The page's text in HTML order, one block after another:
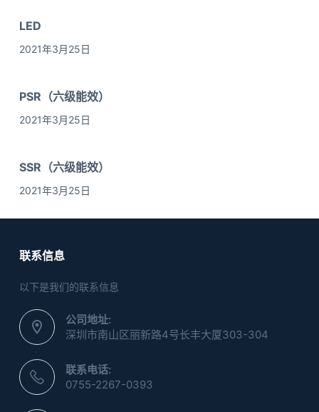
LED
2021年3月25日
PSR（六级能效）
2021年3月25日
SSR（六级能效）
2021年3月25日
联系信息
以下是我们的联系信息
公司地址:
深圳市南山区丽新路4号长丰大厦303-304
联系电话:
0755-2267-0393